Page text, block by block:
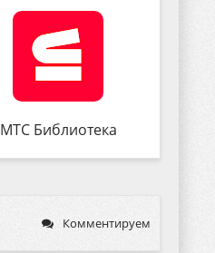
МТС Библиотека
Комментируем